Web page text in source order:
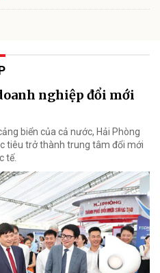
nghiệp đổi mới
biển của cả nước, Hải Phòng
tiêu trở thành trung tâm đổi mới
tế.